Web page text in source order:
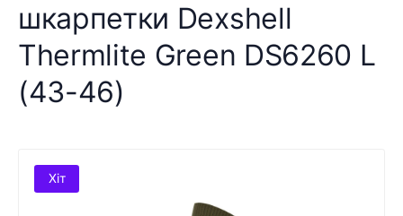
шкарпетки Dexshell
Thermlite Green DS6260 L
(43-46)
Хіт